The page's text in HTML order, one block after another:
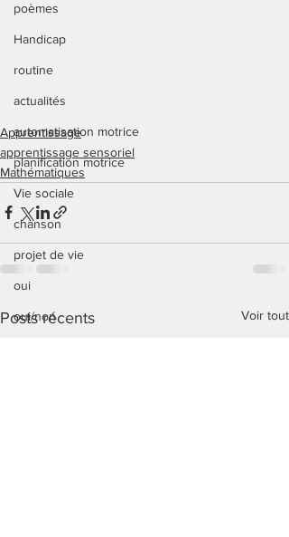
poèmes
Handicap
routine
actualités
automatisation motrice
planification motrice
Vie sociale
chanson
projet de vie
oui
oui/non
Apprentissage
apprentissage sensoriel
Mathématiques
Posts récents Voir tout